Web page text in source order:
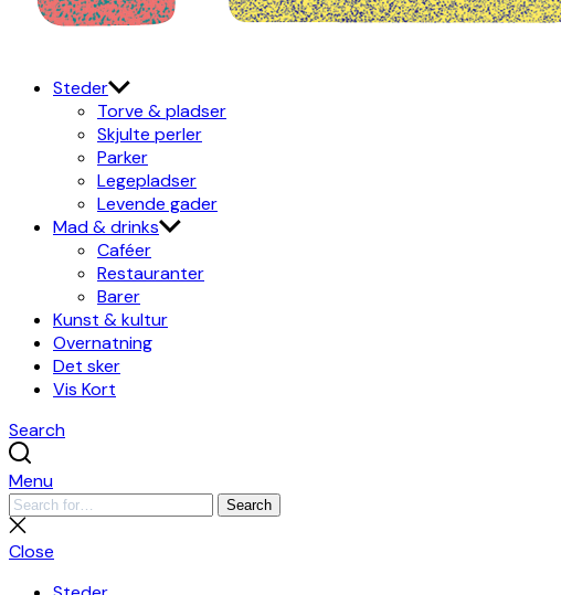
Steder
Torve & pladser
Skjulte perler
Parker
Legepladser
Levende gader
Mad & drinks
Caféer
Restauranter
Barer
Kunst & kultur
Overnatning
Det sker
Vis Kort
Search
Menu
Search
for:
Search
Close
search
Close